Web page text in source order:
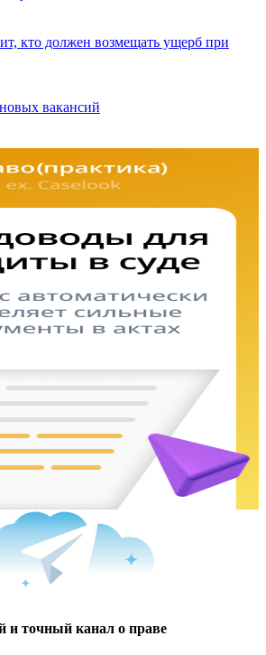
кто должен возмещать ущерб при
вакансий
точный канал о праве